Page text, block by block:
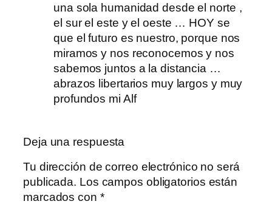
una sola humanidad desde el norte ,
el sur el este y el oeste … HOY se
que el futuro es nuestro, porque nos
miramos y nos reconocemos y nos
sabemos juntos a la distancia …
abrazos libertarios muy largos y muy
profundos mi Alf
Deja una respuesta
Tu dirección de correo electrónico no será
publicada. Los campos obligatorios están
marcados con *